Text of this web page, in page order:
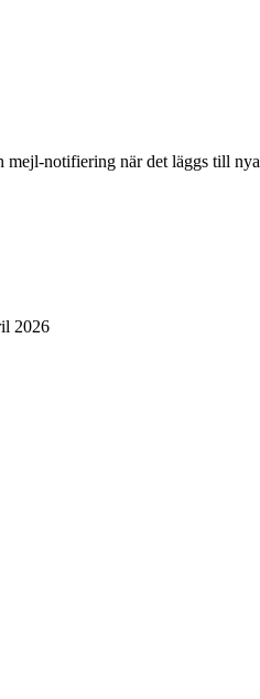
mejl-notifiering när det läggs till
2026